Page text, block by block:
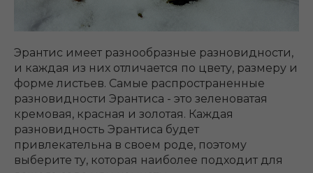
Эрантис имеет разнообразные разновидности,
и каждая из них отличается по цвету, размеру и
форме листьев. Самые распространенные
разновидности Эрантиса - это зеленоватая
кремовая, красная и золотая. Каждая
разновидность Эрантиса будет
привлекательна в своем роде, поэтому
выберите ту, которая наиболее подходит для